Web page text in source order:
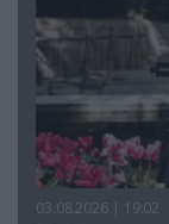
03.08.2026 | 19:02